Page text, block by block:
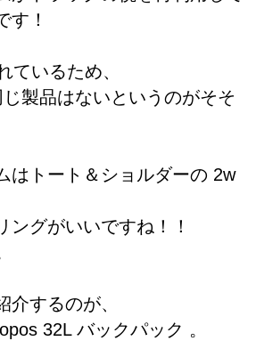
す！
ているため、
製品はないというのがそそ
はトート＆ショルダーの 2w
ングがいいですね！！
介するのが、
32L バックパック 。